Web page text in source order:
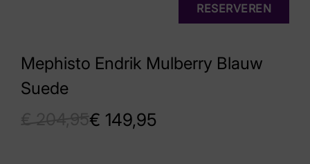
Mephisto Endrik Mulberry Blauw
Suede
€ 149,95
RESERVEREN